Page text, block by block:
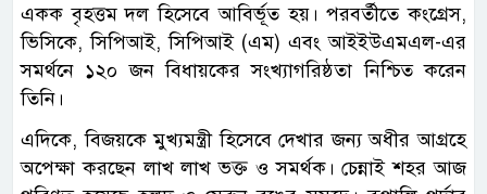
একক বৃহত্তম দল হিসেবে আবির্ভূত হয়। পরবর্তীতে কংগ্রেস,
ভিসিকে, সিপিআই, সিপিআই (এম) এবং আইইউএমএল-এর
সমর্থনে ১২০ জন বিধায়কের সংখ্যাগরিষ্ঠতা নিশ্চিত করেন
তিনি।
এদিকে, বিজয়কে মুখ্যমন্ত্রী হিসেবে দেখার জন্য অধীর আগ্রহে
অপেক্ষা করছেন লাখ লাখ ভক্ত ও সমর্থক। চেন্নাই শহর আজ